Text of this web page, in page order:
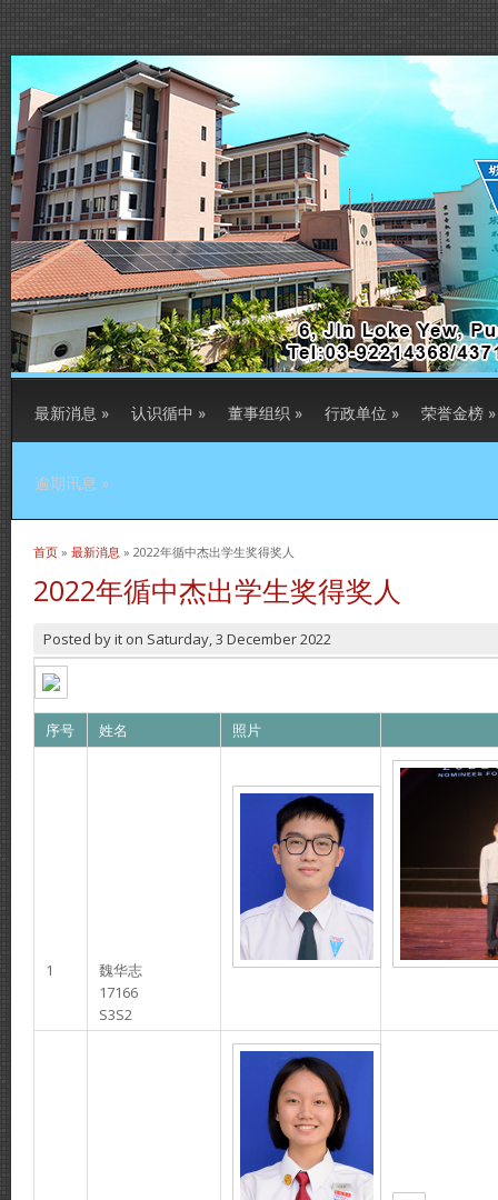
最新消息 » 认识循中 » 董事组织 » 行政单位 » 荣誉金榜 »
逾期讯息 »
当前位置
首页 » 最新消息 » 2022年循中杰出学生奖得奖人
2022年循中杰出学生奖得奖人
Posted byit on Saturday, 3 December 2022
序号 姓名 照片
1
魏华志
17166
S3S2